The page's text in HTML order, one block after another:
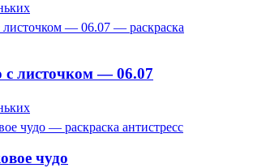
с листочком — 06.07
чудо